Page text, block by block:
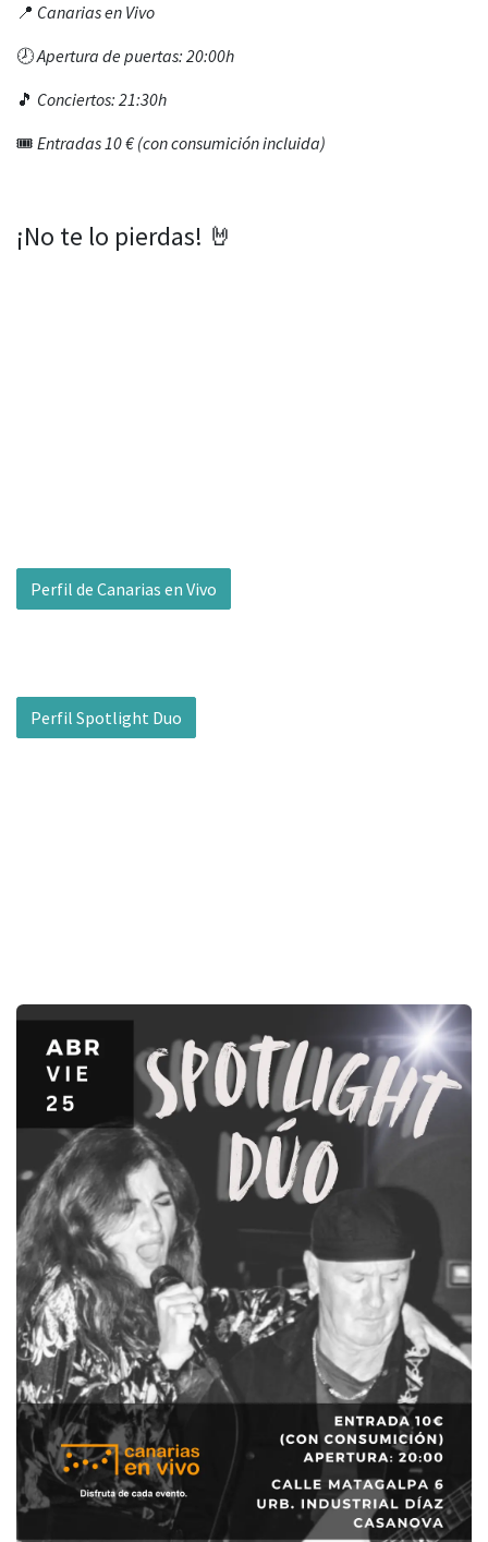
📍 Canarias en Vivo
🕗Apertura de puertas: 20:00h
🎵 Conciertos: 21:30h
🎟️ Entradas 10 € (con consumición incluida)
¡No te lo pierdas! 🤘
Perfil de Canarias en Vivo
Perfil Spotlight Duo